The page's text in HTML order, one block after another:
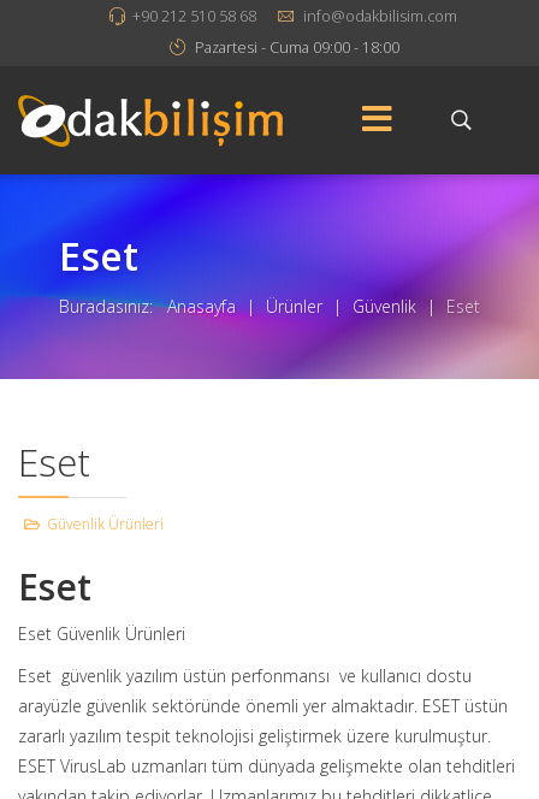
+90 212 510 58 68
info@odakbilisim.com
Pazartesi - Cuma 09:00 - 18:00
Eset
Buradasınız: Anasayfa | Ürünler | Güvenlik | Eset
Eset
Güvenlik Ürünleri
Eset
Eset Güvenlik Ürünleri
Eset güvenlik yazılım üstün perfonmansı ve kullanıcı dostu
arayüzle güvenlik sektöründe önemli yer almaktadır. ESET üstün
zararlı yazılım tespit teknolojisi geliştirmek üzere kurulmuştur.
ESET VirusLab uzmanları tüm dünyada gelişmekte olan tehditleri